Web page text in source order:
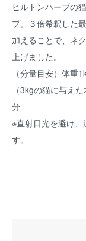
ヒルトンハーブの
プ。３倍希釈した
加えることで、ネ
上げました。
（分量目安）体重
（3kgの猫に与え
分
※直射日光を避け、
す。